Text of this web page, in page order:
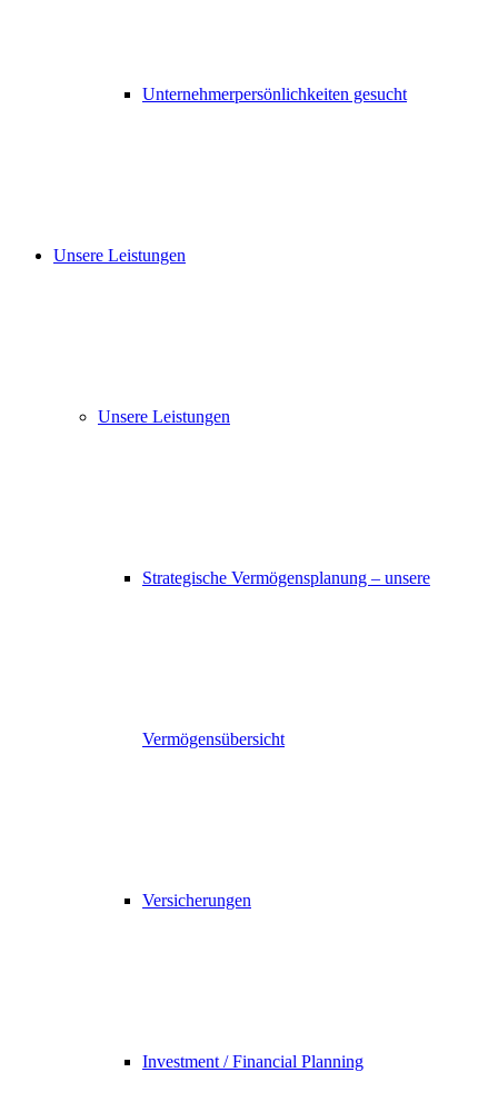
Unternehmerpersönlichkeiten gesucht
Unsere Leistungen
Unsere Leistungen
Strategische Vermögensplanung – unsere
Vermögensübersicht
Versicherungen
Investment / Financial Planning